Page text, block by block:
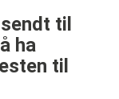
til
ha
til